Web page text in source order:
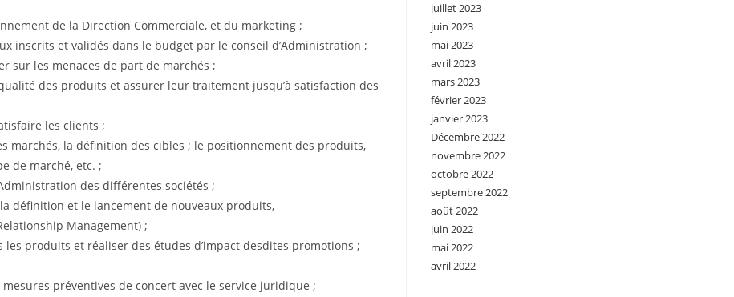
de la Direction Commerciale, et du marketing ;
inscrits et validés dans le budget par le conseil d’Administration ;
sur les menaces de part de marchés ;
des produits et assurer leur traitement jusqu’à satisfaction des
les clients ;
marchés, la définition des cibles ; le positionnement des produits,
de marché, etc. ;
des différentes sociétés ;
définition et le lancement de nouveaux produits,
Management) ;
produits et réaliser des études d’impact desdites promotions ;
préventives de concert avec le service juridique ;
juillet 2023
juin 2023
mai 2023
avril 2023
mars 2023
février 2023
janvier 2023
Décembre 2022
novembre 2022
octobre 2022
septembre 2022
août 2022
juin 2022
mai 2022
avril 2022